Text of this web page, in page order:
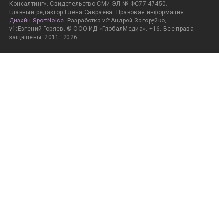
Консалтинг». Свидетельство СМИ ЭЛ № ФС77-47450.
Главный редактор Елена Савраева. Правовая информация.
Дизайн SportNoise. Разработка v2:Андрей Загоруйко,
v1:Евгений Горяев. © ООО ИД «ГлобалМедиа». +16. Все права
защищены. 2011–2026.